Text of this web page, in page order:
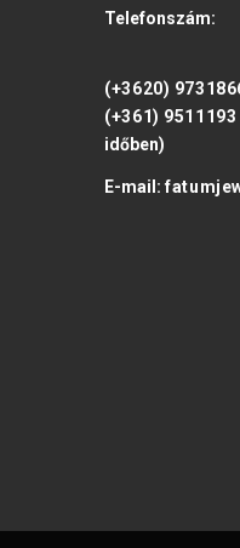
Telefonszám:
(+3620)
(+361) 9511193
időben)
E-mail: